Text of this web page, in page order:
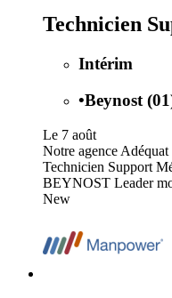
Technicien
Intérim
•Beynost
Le 7 août
Notre agence
Technicien Support
BEYNOST Leader
New